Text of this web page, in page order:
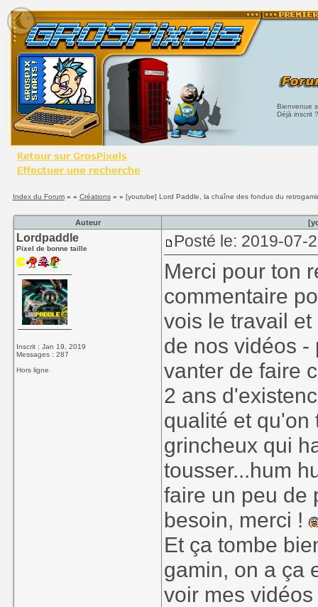
Bienvenue
Déjà inscrit
Index du Forum» » Créations» » [youtube] Lord Paddle, la chaîne des fondus du
Auteur
Lordpaddle
Pixel de bonne taille
Inscrit : Jan 19, 2019
Messages : 287
Hors ligne
Posté le: 2019-07-
Merci pour ton
commentaire
vois le travail
de nos vidéos -
vanter de faire
2 ans
qualité et qu'on
grincheux qui
tousser...hum
faire un peu de
besoin, merci !
Et ça tombe
gamin, on a ça
voir mes